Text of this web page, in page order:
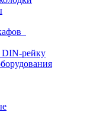
рейку